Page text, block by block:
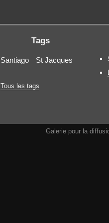
Tags
Santiago St Jacques
Tous les tags
Galerie pour la